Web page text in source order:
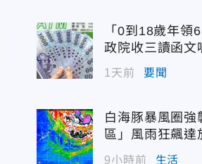
「0到18歲年領
政院收三讀函文
1天前 要聞
白海豚暴風圈強
區」風雨狂飆達
9小時前 生活